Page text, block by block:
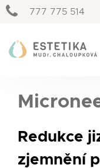
777 775 514
Redukce
zjemnění